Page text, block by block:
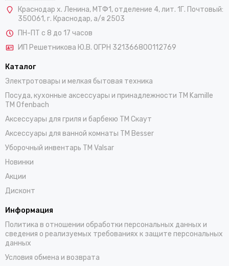
Краснодар х. Ленина, МТФ1, отделение 4, лит. 1Г. Почтовый:
350061, г. Краснодар, а/я 2503
ПН-ПТ с 8 до 17 часов
ИП Решетникова Ю.В. ОГРН 321366800112769
Каталог
Электротовары и мелкая бытовая техника
Посуда, кухонные аксессуары и принадлежности TM Kamille
TM Ofenbach
Аксессуары для гриля и барбекю TM Скаут
Аксессуары для ванной комнаты TM Besser
Уборочный инвентарь TM Valsar
Новинки
Акции
Дисконт
Информация
Политика в отношении обработки персональных данных и
сведения о реализуемых требованиях к защите персональных
данных
Условия обмена и возврата